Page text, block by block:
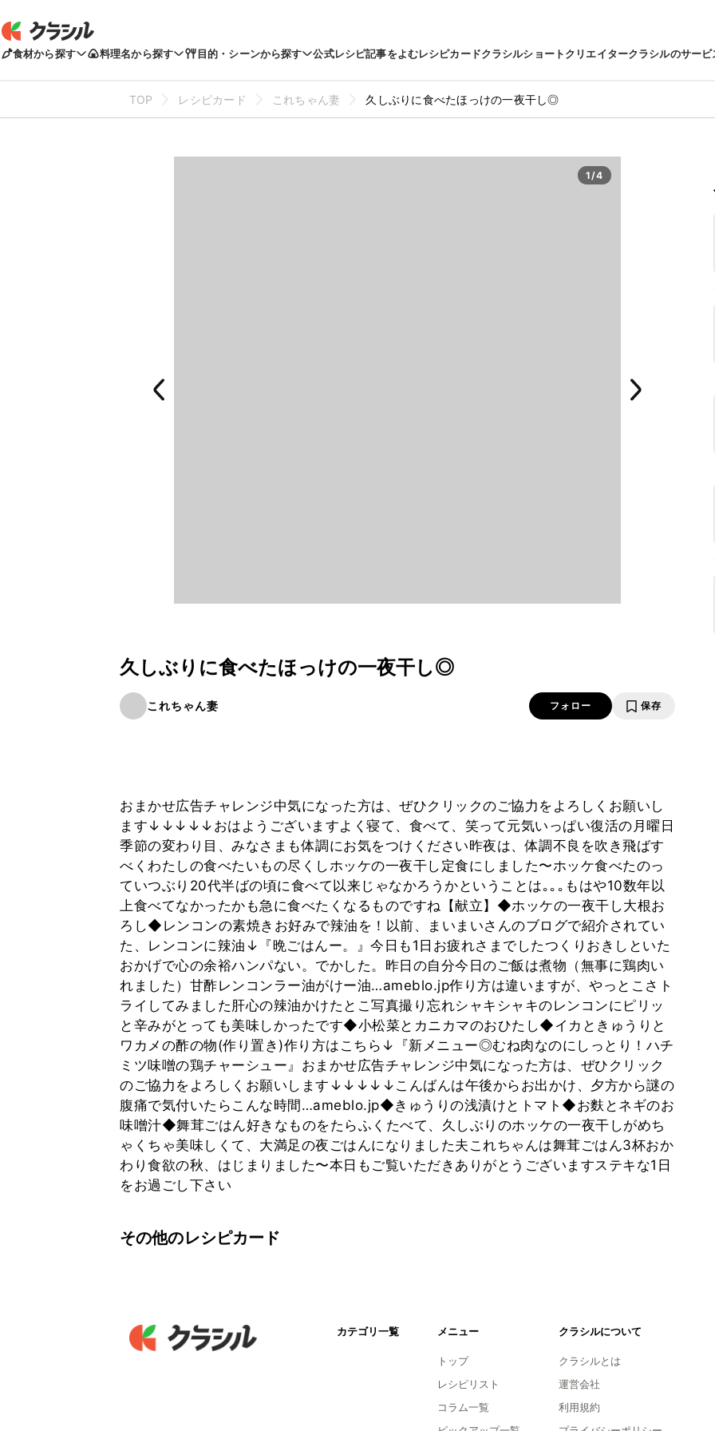
食材から探す 料理名から探す 目的・シーンから探す 公式レシピ記事をよむレシピカードクラシルショートクリエイタークラシルのサービ
TOP レシピカード これちゃん妻 久しぶりに食べたほっけの一夜干し◎
1/4
久しぶりに食べたほっけの一夜干し◎
これちゃん妻 フォロー 保存
おまかせ広告チャレンジ中気になった方は、ぜひクリックのご協力をよろしくお願いし
ます↓↓↓↓↓おはようございますよく寝て、食べて、笑って元気いっぱい復活の月曜日
季節の変わり目、みなさまも体調にお気をつけください昨夜は、体調不良を吹き飛ばす
べくわたしの食べたいもの尽くしホッケの一夜干し定食にしました〜ホッケ食べたのっ
ていつぶり20代半ばの頃に食べて以来じゃなかろうかということは｡｡｡もはや10数年以
上食べてなかったかも急に食べたくなるものですね【献立】◆ホッケの一夜干し大根お
ろし◆レンコンの素焼きお好みで辣油を！以前、まいまいさんのブログで紹介されてい
た、レンコンに辣油↓『晩ごはんー。』今日も1日お疲れさまでしたつくりおきしといた
おかげで心の余裕ハンパない。でかした。昨日の自分今日のご飯は煮物（無事に鶏肉い
れました）甘酢レンコンラー油がけー油…ameblo.jp作り方は違いますが、やっとこさト
ライしてみました肝心の辣油かけたとこ写真撮り忘れシャキシャキのレンコンにピリッ
と辛みがとっても美味しかったです◆小松菜とカニカマのおひたし◆イカときゅうりと
ワカメの酢の物(作り置き)作り方はこちら↓『新メニュー◎むね肉なのにしっとり！ハチ
ミツ味噌の鶏チャーシュー』おまかせ広告チャレンジ中気になった方は、ぜひクリック
のご協力をよろしくお願いします↓↓↓↓↓こんばんは午後からお出かけ、夕方から謎の
腹痛で気付いたらこんな時間…ameblo.jp◆きゅうりの浅漬けとトマト◆お麩とネギのお
味噌汁◆舞茸ごはん好きなものをたらふくたべて、久しぶりのホッケの一夜干しがめち
ゃくちゃ美味しくて、大満足の夜ごはんになりました夫これちゃんは舞茸ごはん3杯おか
わり食欲の秋、はじまりました〜本日もご覧いただきありがとうございますステキな1日
をお過ごし下さい
その他のレシピカード
カテゴリ一覧 メニュー
トップ
レシピリスト
コラム一覧
クラシルについて
クラシルとは
運営会社
利用規約